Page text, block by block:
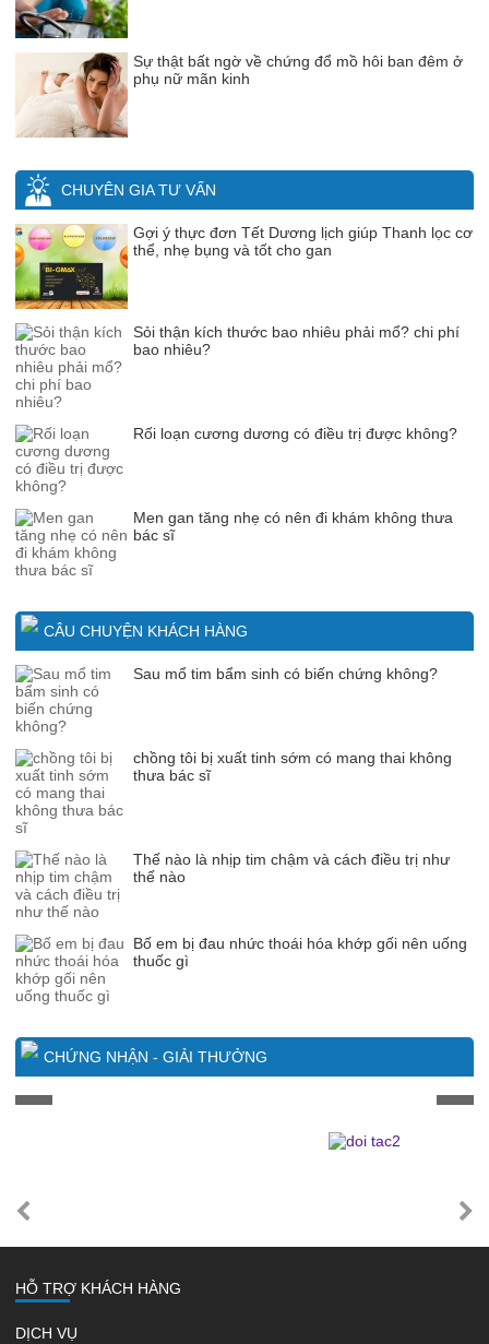
Sự thật bất ngờ về chứng đổ mồ hôi ban đêm ở
phụ nữ mãn kinh
CHUYÊN GIA TƯ VẤN
Gợi ý thực đơn Tết Dương lịch giúp Thanh lọc cơ
thể, nhẹ bụng và tốt cho gan
Sỏi thận kích thước bao nhiêu phải mổ? chi phí
bao nhiêu?
Rối loạn cương dương có điều trị được không?
Men gan tăng nhẹ có nên đi khám không thưa
bác sĩ
CÂU CHUYỆN KHÁCH HÀNG
Sau mổ tim bẩm sinh có biến chứng không?
chồng tôi bị xuất tinh sớm có mang thai không
thưa bác sĩ
Thế nào là nhịp tim chậm và cách điều trị như
thế nào
Bố em bị đau nhức thoái hóa khớp gối nên uống
thuốc gì
CHỨNG NHẬN - GIẢI THƯỞNG
HỖ TRỢ KHÁCH HÀNG
DỊCH VỤ